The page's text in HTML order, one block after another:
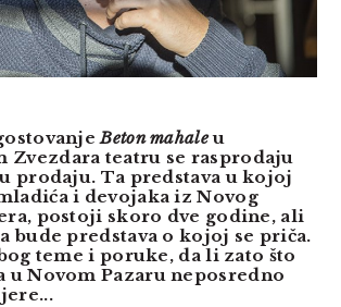
Beton mahaleu
Zvezdara teatru se rasprodaju
prodaju. Ta predstava u kojoj
i devojaka iz Novog
postoji skoro dve godine, ali
bude predstava o kojoj se priča.
teme i poruke, da li zato što
u Novom Pazaru neposredno